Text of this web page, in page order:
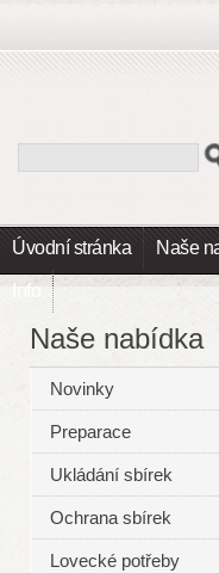
Úvodní stránka Naše
Info
Naše nabídka
Novinky
Preparace
Ukládání sbírek
Ochrana sbírek
Lovecké potřeby